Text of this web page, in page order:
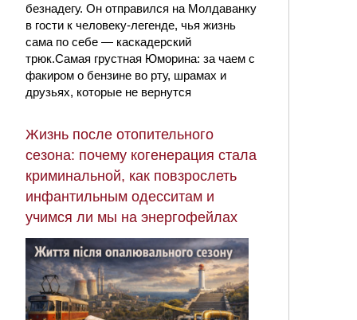
безнадегу. Он отправился на Молдаванку
в гости к человеку-легенде, чья жизнь
сама по себе — каскадерский
трюк.Самая грустная Юморина: за чаем с
факиром о бензине во рту, шрамах и
друзьях, которые не вернутся
Жизнь после отопительного
сезона: почему когенерация стала
криминальной, как повзрослеть
инфантильным одесситам и
учимся ли мы на энергофейлах